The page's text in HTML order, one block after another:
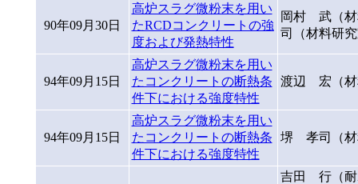
90年09月30日
高炉スラグ微粉末を用い
たRCDコンクリートの強
度および発熱特性
岡村 武（
司（材料研
94年09月15日
高炉スラグ微粉末を用い
たコンクリートの断熱条
件下における強度特性
渡辺 宏（材
94年09月15日
高炉スラグ微粉末を用い
たコンクリートの断熱条
件下における強度特性
堺 孝司（材
吉田 行（耐